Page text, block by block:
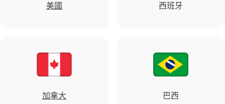
美國 西班牙
加拿大 巴西